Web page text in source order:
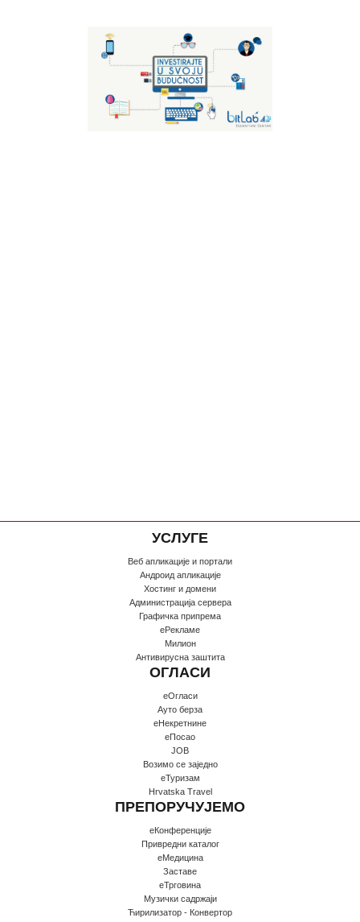
УСЛУГЕ
Веб апликације и портали
Андроид апликације
Хостинг и домени
Администрација сервера
Графичка припрема
еРекламе
Милион
Антивирусна заштита
ОГЛАСИ
еОгласи
Ауто берза
еНекретнине
еПосао
JOB
Возимо се заједно
еТуризам
Hrvatska Travel
ПРЕПОРУЧУЈЕМО
еКонференције
Привредни каталог
еМедицина
Заставе
еТрговина
Музички садржаји
Ћирилизатор - Конвертор